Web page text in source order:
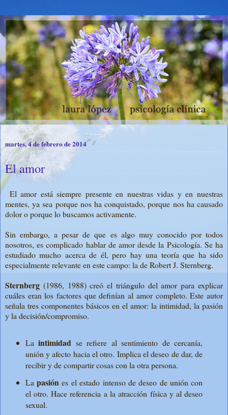
martes, 4 de febrero de 2014
El amor
El amor está siempre presente en nuestras vidas y en nuestras
mentes, ya sea porque nos ha conquistado, porque nos ha causado
dolor o porque lo buscamos activamente.
Sin embargo, a pesar de que es algo muy conocido por todos
nosotros, es complicado hablar de amor desde la Psicología. Se ha
estudiado mucho acerca de él, pero hay una teoría que ha sido
especialmente relevante en este campo: la de Robert J. Sternberg.
Sternberg (1986, 1988) creó el triángulo del amor para explicar
cuáles eran los factores que definían al amor completo. Este autor
señala tres componentes básicos en el amor: la intimidad, la pasión
y la decisión/compromiso.
Laintimidad se refiere al sentimiento de cercanía,
unión y afecto hacia el otro. Implica el deseo de dar, de
recibir y de compartir cosas con la otra persona.
La pasión es el estado intenso de deseo de unión con
el otro. Hace referencia a la atracción física y al deseo
sexual.